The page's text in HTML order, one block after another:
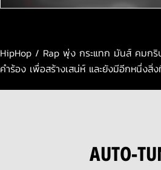
HipHop / Rap พุ่ง กระแทก มันส์ คมกริ
คำร้อง เพื่อสร้างเสน่ห์ และยังมีอีกหนึ่งสิ่
AUTO-